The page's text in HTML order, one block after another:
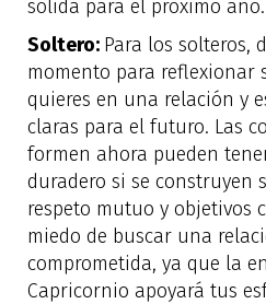
sólida para el próximo año.
Soltero: Para los solteros,
momento para reflexionar
quieres en una relación y
claras para el futuro. Las
formen ahora pueden
duradero si se construyen
respeto mutuo y objetivos
miedo de buscar una
comprometida, ya que la
Capricornio apoyará tus